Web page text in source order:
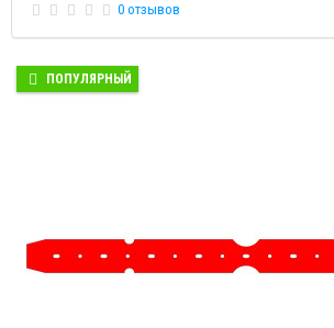
0 отзывов
ПОПУЛЯРНЫЙ